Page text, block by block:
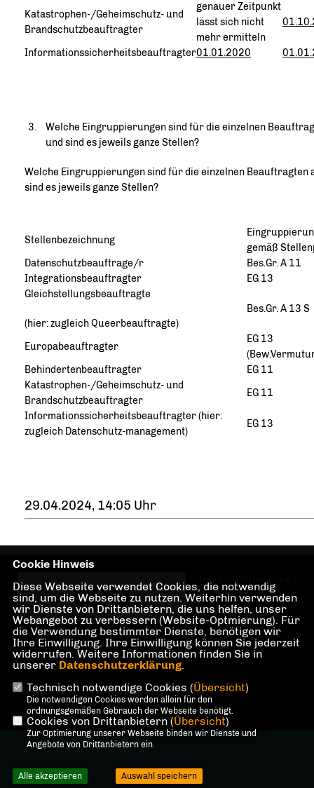
Katastrophen-/Geheimschutz- und
Brandschutzbeauftragter
genauer Zeitpunkt
lässt sich nicht
mehr ermitteln
Informationssicherheitsbeauftragter01.01.2020
Welche Eingruppierungen sind für die einzelnen
und sind es jeweils ganze Stellen?
Welche Eingruppierungen sind für die einzelnen Beauftragten
sind es jeweils ganze Stellen?
Stellenbezeichnung
gemäß
Datenschutzbeauftrage/r
Bes.Gr. A 11
Integrationsbeauftragter
EG 13
Gleichstellungsbeauftragte
(hier: zugleich Queerbeauftragte)
Bes.Gr. A 13 S
Europabeauftragter
EG 13
Behindertenbeauftragter
EG 11
Katastrophen-/Geheimschutz- und
Brandschutzbeauftragter
EG 11
Informationssicherheitsbeauftragter (hier:
zugleich Datenschutz-management)
EG 13
29.04.2024, 14:05 Uhr
bei der CDU-Fraktion
Charlottenburg-
Wilmersdorf!
IMPRESSUM DATENSCHUTZ KONTAKT
@2026 CDU-Fraktion
Alle Rechte vorbehalten.
Cookie Hinweis
Diese Webseite verwendet Cookies, die notwendig
sind, um die Webseite zu nutzen. Weiterhin verwenden
wir Dienste von Drittanbietern, die uns helfen, unser
Webangebot zu verbessern (Website-Optmierung). Für
die Verwendung bestimmter Dienste, benötigen wir
Ihre Einwilligung. Ihre Einwilligung können Sie jederzeit
widerrufen. Weitere Informationen finden Sie in
unserer Datenschutzerklärung.
Technisch notwendige Cookies (Übersicht)
Die notwendigen Cookies werden allein für den
ordnungsgemäßen Gebrauch der Webseite benötigt.
Cookies von Drittanbietern (Übersicht)
Zur Optimierung unserer Webseite binden wir Dienste und
Angebote von Drittanbietern ein.
Alle akzeptieren Auswahl speichern